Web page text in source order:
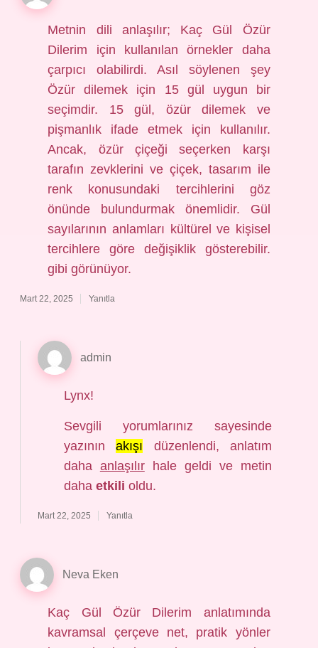
Metnin dili anlaşılır; Kaç Gül Özür
Dilerim için kullanılan örnekler daha
çarpıcı olabilirdi. Asıl söylenen şey
Özür dilemek için 15 gül uygun bir
seçimdir. 15 gül, özür dilemek ve
pişmanlık ifade etmek için kullanılır.
Ancak, özür çiçeği seçerken karşı
tarafın zevklerini ve çiçek, tasarım ile
renk konusundaki tercihlerini göz
önünde bulundurmak önemlidir. Gül
sayılarının anlamları kültürel ve kişisel
tercihlere göre değişiklik gösterebilir.
gibi görünüyor.
Mart 22, 2025 Yanıtla
admin
Lynx!
Sevgili yorumlarınız sayesinde
yazınınakışı düzenlendi, anlatım
daha anlaşılırhale geldi ve metin
daha etkili oldu.
Mart 22, 2025 Yanıtla
Neva Eken
Kaç Gül Özür Dilerim anlatımında
kavramsal çerçeve net, pratik yönler